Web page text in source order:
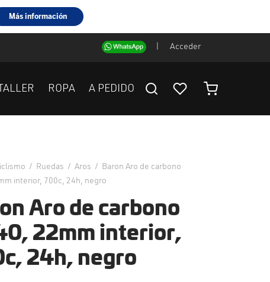
Acceder
TALLER ROPA A PEDIDO
/ Ruedas / Aros /
Baron Aro de carbono
interior, 700c, 24h, negro
Aro de carbono
22mm interior,
24h, negro